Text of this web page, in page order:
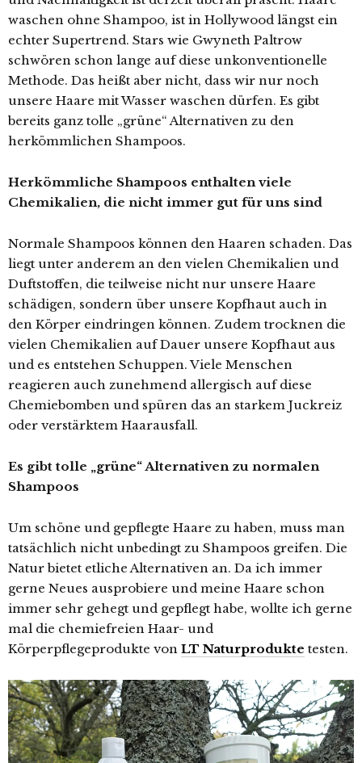
waschen ohne Shampoo, ist in Hollywood längst ein
echter Supertrend. Stars wie Gwyneth Paltrow
schwören schon lange auf diese unkonventionelle
Methode. Das heißt aber nicht, dass wir nur noch
unsere Haare mit Wasser waschen dürfen. Es gibt
bereits ganz tolle „grüne“ Alternativen zu den
herkömmlichen Shampoos.
Herkömmliche Shampoos enthalten viele
Chemikalien, die nicht immer gut für uns sind
Normale Shampoos können den Haaren schaden. Das
liegt unter anderem an den vielen Chemikalien und
Duftstoffen, die teilweise nicht nur unsere Haare
schädigen, sondern über unsere Kopfhaut auch in
den Körper eindringen können. Zudem trocknen die
vielen Chemikalien auf Dauer unsere Kopfhaut aus
und es entstehen Schuppen. Viele Menschen
reagieren auch zunehmend allergisch auf diese
Chemiebomben und spüren das an starkem Juckreiz
oder verstärktem Haarausfall.
Es gibt tolle „grüne“ Alternativen zu normalen
Shampoos
Um schöne und gepflegte Haare zu haben, muss man
tatsächlich nicht unbedingt zu Shampoos greifen. Die
Natur bietet etliche Alternativen an. Da ich immer
gerne Neues ausprobiere und meine Haare schon
immer sehr gehegt und gepflegt habe, wollte ich gerne
mal die chemiefreien Haar- und
Körperpflegeprodukte von LT Naturprodukte testen.